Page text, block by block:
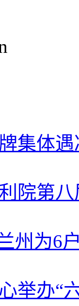
集体
院第
州为6
举办“